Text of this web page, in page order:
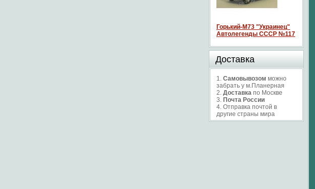
Горький-М73 "Украинец"
Автолегенды СССР №117
Доставка
1. Самовывозом можно
забрать у м.Планерная
2. Доставка по Москве
3. Почта России
4. Отправка почтой в
другие страны мира